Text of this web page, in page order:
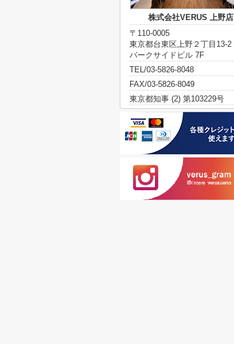
株式会社VERUS 上野店
〒110-0005
東京都台東区上野２丁目13-2
パークサイドビル 7F
TEL/03-5826-8048
FAX/03-5826-8049
東京都知事 (2) 第103229号